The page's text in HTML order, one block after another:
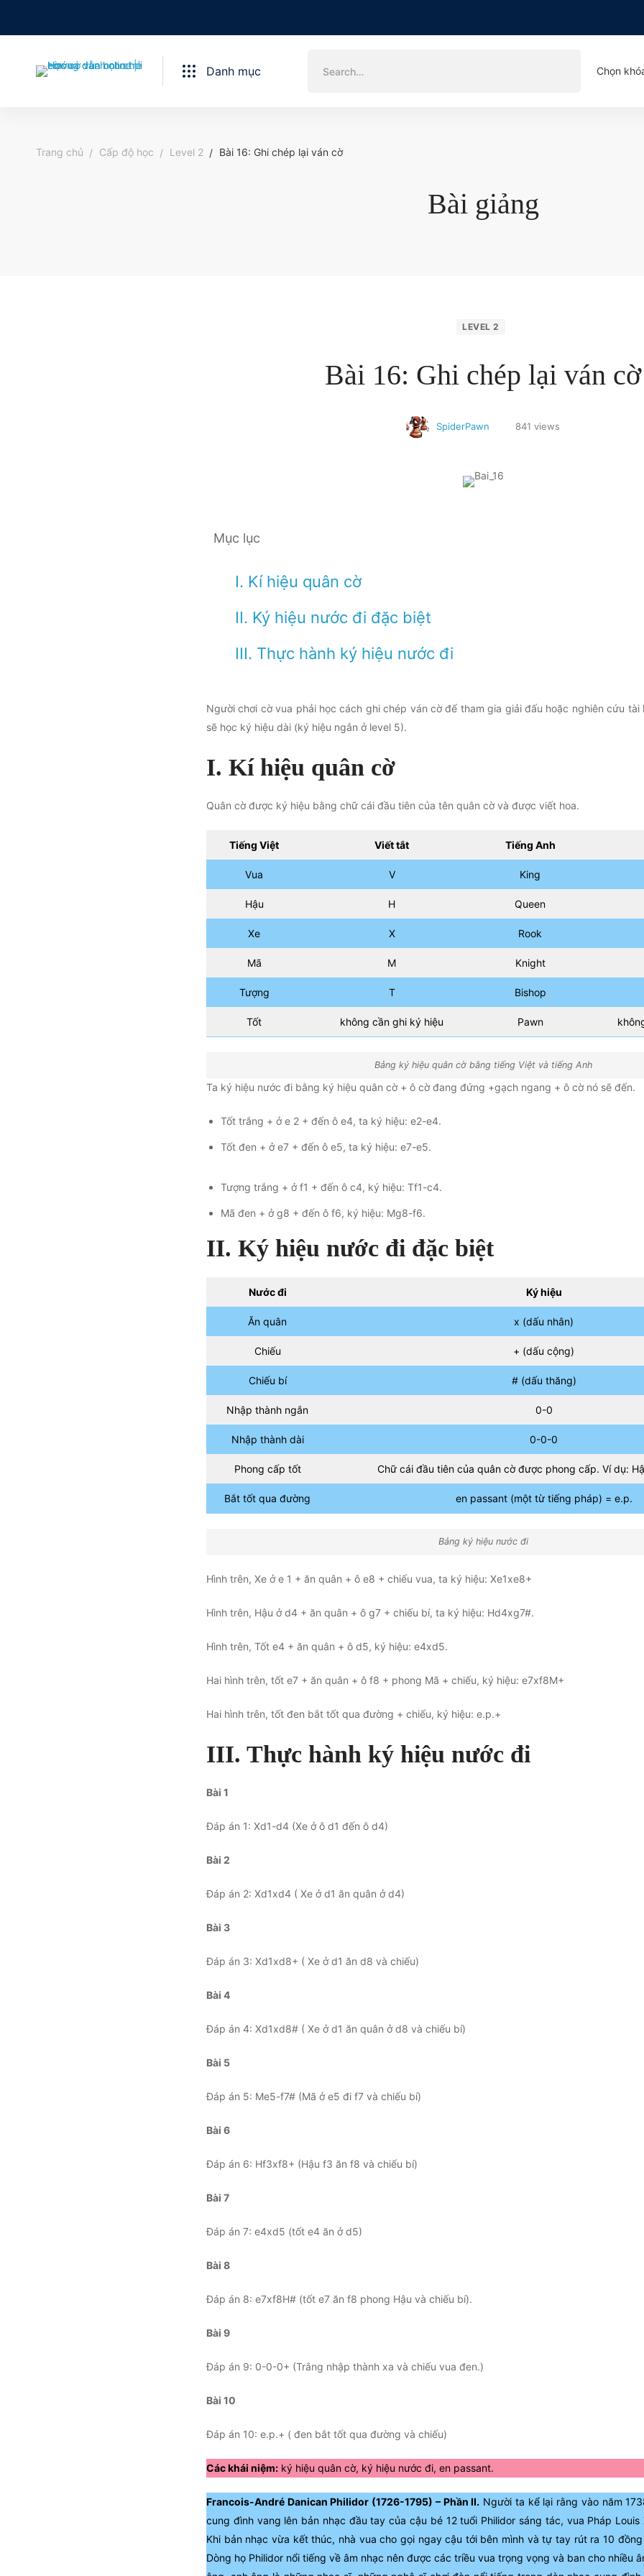
Danh mục Chọn
Trang chủ Cấp độ học Level 2 Bài 16: Ghi chép lại ván cờ
Bài giảng
LEVEL 2
Bài 16: Ghi chép lại ván cờ
SpiderPawn 841 views
Mục lục
I. Kí hiệu quân cờ
II. Ký hiệu nước đi đặc biệt
III. Thực hành ký hiệu nước đi
Người chơi cờ vua phải học cách ghi chép ván cờ để tham gia giải đấu hoặc nghiên cứu tài
sẽ học ký hiệu dài (ký hiệu ngắn ở level 5).
I. Kí hiệu quân cờ
Quân cờ được ký hiệu bằng chữ cái đầu tiên của tên quân cờ và được viết hoa.
Tiếng Việt Viết tắt Tiếng Anh
Vua V King
Hậu H Queen
Xe X Rook
Mã M Knight
Tượng T Bishop
Tốt không cần ghi ký hiệu Pawn
Bảng ký hiệu quân cờ bằng tiếng Việt và tiếng Anh
Ta ký hiệu nước đi bằng ký hiệu quân cờ + ô cờ đang đứng +gạch ngang + ô cờ nó sẽ đến.
Tốt trắng + ở e 2 + đến ô e4, ta ký hiệu: e2-e4.
Tốt đen + ở e7 + đến ô e5, ta ký hiệu: e7-e5.
Tượng trắng + ở f1 + đến ô c4, ký hiệu: Tf1-c4.
Mã đen + ở g8 + đến ô f6, ký hiệu: Mg8-f6.
II. Ký hiệu nước đi đặc biệt
Nước đi Ký hiệu
Ăn quân x (dấu nhân)
Chiếu + (dấu cộng)
Chiếu bí # (dấu thăng)
Nhập thành ngắn 0-0
Nhập thành dài 0-0-0
Phong cấp tốt Chữ cái đầu tiên của quân cờ được phong cấp. Ví dụ:
Bắt tốt qua đường en passant (một từ tiếng pháp) = e.p.
Bảng ký hiệu nước đi
Hình trên, Xe ở e 1 + ăn quân + ô e8 + chiếu vua, ta ký hiệu: Xe1xe8+
Hình trên, Hậu ở d4 + ăn quân + ô g7 + chiếu bí, ta ký hiệu: Hd4xg7#.
Hình trên, Tốt e4 + ăn quân + ô d5, ký hiệu: e4xd5.
Hai hình trên, tốt e7 + ăn quân + ô f8 + phong Mã + chiếu, ký hiệu: e7xf8M+
Hai hình trên, tốt đen bắt tốt qua đường + chiếu, ký hiệu: e.p.+
III. Thực hành ký hiệu nước đi
Bài 1
Đáp án 1: Xd1-d4 (Xe ở ô d1 đến ô d4)
Bài 2
Đáp án 2: Xd1xd4 ( Xe ở d1 ăn quân ở d4)
Bài 3
Đáp án 3: Xd1xd8+ ( Xe ở d1 ăn d8 và chiếu)
Bài 4
Đáp án 4: Xd1xd8# ( Xe ở d1 ăn quân ở d8 và chiếu bí)
Bài 5
Đáp án 5: Me5-f7# (Mã ở e5 đi f7 và chiếu bí)
Bài 6
Đáp án 6: Hf3xf8+ (Hậu f3 ăn f8 và chiếu bí)
Bài 7
Đáp án 7: e4xd5 (tốt e4 ăn ở d5)
Bài 8
Đáp án 8: e7xf8H# (tốt e7 ăn f8 phong Hậu và chiếu bí).
Bài 9
Đáp án 9: 0-0-0+ (Trắng nhập thành xa và chiếu vua đen.)
Bài 10
Đáp án 10: e.p.+ ( đen bắt tốt qua đường và chiếu)
Các khái niệm: ký hiệu quân cờ, ký hiệu nước đi, en passant.
Francois-André Danican Philidor (1726-1795) – Phần II. Người ta kể lại rằng vào năm
cung đình vang lên bản nhạc đầu tay của cậu bé 12 tuổi Philidor sáng tác, vua Pháp Louis
Khi bản nhạc vừa kết thúc, nhà vua cho gọi ngay cậu tới bên mình và tự tay rút ra 10
Dòng họ Philidor nổi tiếng về âm nhạc nên được các triều vua trọng vọng và ban cho nhiều